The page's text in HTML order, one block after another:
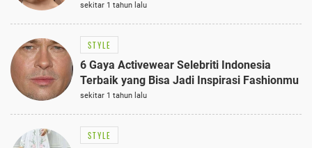
sekitar 1 tahun lalu
STYLE
6 Gaya Activewear Selebriti Indonesia
Terbaik yang Bisa Jadi Inspirasi Fashionmu
sekitar 1 tahun lalu
STYLE